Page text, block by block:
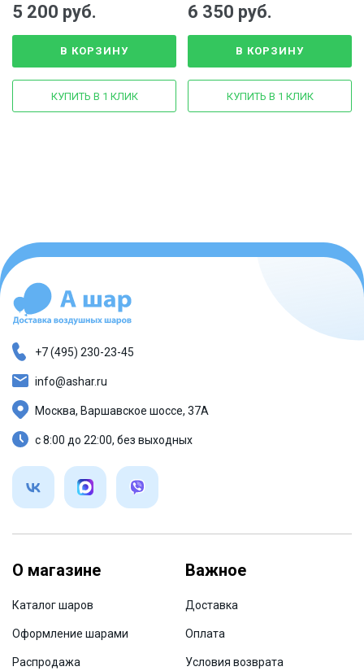
5 200 руб.
В КОРЗИНУ
КУПИТЬ В 1 КЛИК
6 350 руб.
В КОРЗИНУ
КУПИТЬ В 1 КЛИК
О магазине
Каталог шаров
Оформление шарами
Распродажа
Важное
Доставка
Оплата
Условия возврата
+7 (495) 230-23-45
info@ashar.ru
Москва, Варшавское шоссе, 37А
с 8:00 до 22:00, без выходных